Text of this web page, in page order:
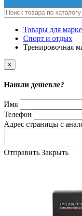
Товары для
Спорт и отдых
Тренировочная
×
Нашли дешевле?
Имя
Телефон
Адрес страницы с
Отправить Закрыть